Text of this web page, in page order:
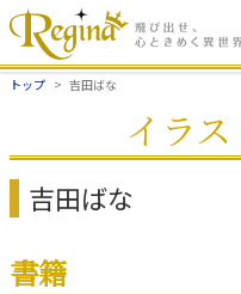
トップ 吉田ばな
イラ
吉田ばな
書籍